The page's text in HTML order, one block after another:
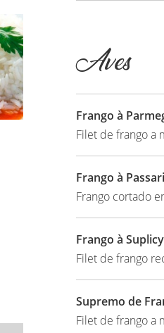
Aves
Frango à
Filet de frango a
Frango à
Frango cortado
Frango à Suplicy
Filet de frango
Supremo de
Filet de frango a